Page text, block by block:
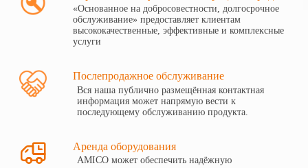
«Основанное на добросовестности, долгосрочное
обслуживание» предоставляет клиентам
высококачественные, эффективные и комплексные
услуги
Послепродажное обслуживание
Вся наша публично размещённая контактная
информация может напрямую вести к
последующему обслуживанию продукта.
 Аренда оборудования
AMICO может обеспечить надёжную